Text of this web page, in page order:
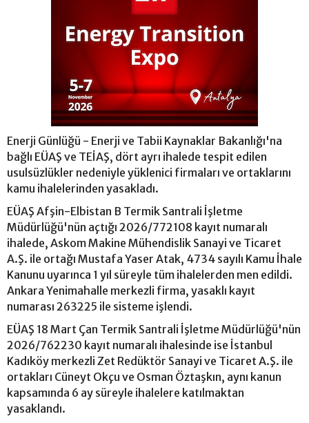
Enerji Günlüğü - Enerji ve Tabii Kaynaklar Bakanlığı'na
bağlı EÜAŞ ve TEİAŞ, dört ayrı ihalede tespit edilen
usulsüzlükler nedeniyle yüklenici firmaları ve ortaklarını
kamu ihalelerinden yasakladı.
EÜAŞ Afşin-Elbistan B Termik Santrali İşletme
Müdürlüğü'nün açtığı 2026/772108 kayıt numaralı
ihalede, Askom Makine Mühendislik Sanayi ve Ticaret
A.Ş. ile ortağı Mustafa Yaser Atak, 4734 sayılı Kamu İhale
Kanunu uyarınca 1 yıl süreyle tüm ihalelerden men edildi.
Ankara Yenimahalle merkezli firma, yasaklı kayıt
numarası 263225 ile sisteme işlendi.
EÜAŞ 18 Mart Çan Termik Santrali İşletme Müdürlüğü'nün
2026/762230 kayıt numaralı ihalesinde ise İstanbul
Kadıköy merkezli Zet Redüktör Sanayi ve Ticaret A.Ş. ile
ortakları Cüneyt Okçu ve Osman Öztaşkın, aynı kanun
kapsamında 6 ay süreyle ihalelere katılmaktan
yasaklandı.